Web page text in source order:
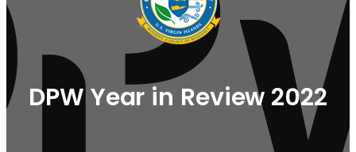
DPW Year in Review 2022